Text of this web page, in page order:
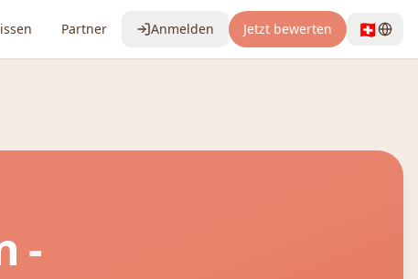
Partner Anmelden Jetzt bewerten 🇨🇭
-